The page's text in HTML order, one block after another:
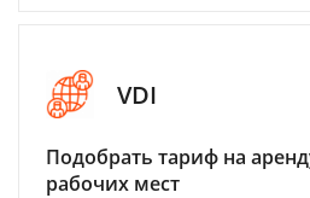
VDI
Подобрать тариф на
рабочих мест